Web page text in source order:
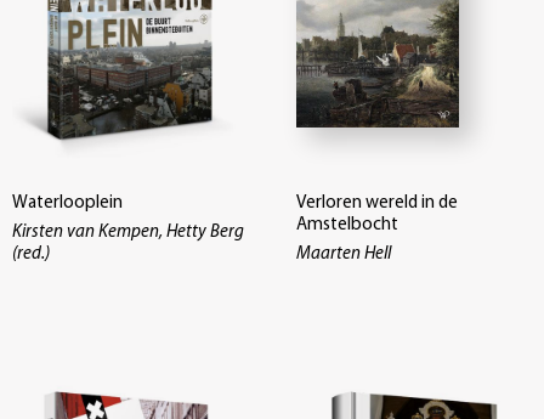
Waterlooplein
Kirsten van Kempen, Hetty Berg
(red.)
Verloren wereld in de
Amstelbocht
Maarten Hell